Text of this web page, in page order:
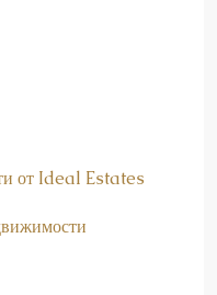
от Ideal Estates